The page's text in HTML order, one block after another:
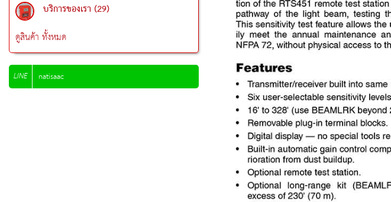
บริการของเรา (29)
ดูสินค้า ทั้งหมด
LINE natisaac